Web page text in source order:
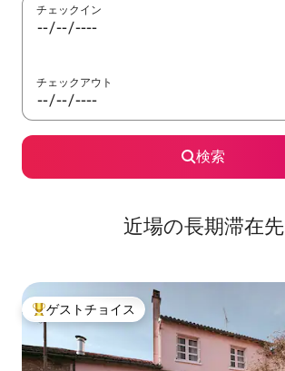
チェックイン
チェックアウト
検索
近場の長期滞在先
大好評のゲストチョイスです。
ゲストチョイス